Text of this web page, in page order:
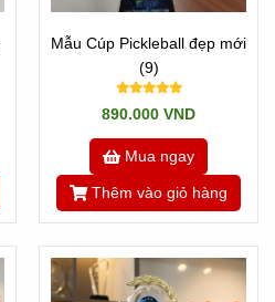
Mẫu Cúp Pickleball đẹp mới
(9)
890.000 VND
Mua ngay
Thêm vào giỏ hàng